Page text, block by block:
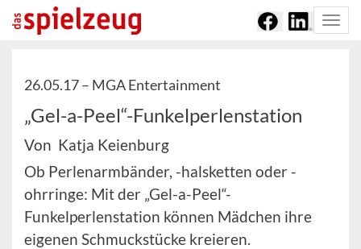
26.05.17 – MGA Entertainment
„Gel-a-Peel“-Funkelperlenstation
Von Katja Keienburg
Ob Perlenarmbänder, -halsketten oder -
ohrringe: Mit der „Gel-a-Peel“-
Funkelperlenstation können Mädchen ihre
eigenen Schmuckstücke kreieren.